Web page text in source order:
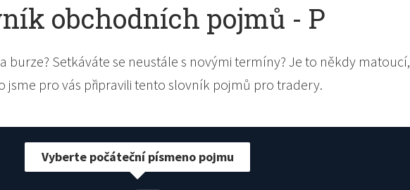
obchodních pojmů - P
burze? Setkáváte se neustále s novými termíny? Je to někdy matoucí,
jsme pro vás připravili tento slovník pojmů pro tradery.
Vyberte počáteční písmeno pojmu